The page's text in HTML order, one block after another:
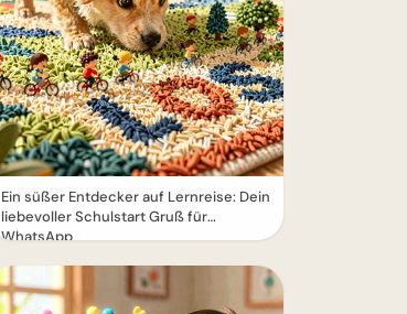
Ein süßer Entdecker auf Lernreise: Dein
liebevoller Schulstart Gruß für
WhatsApp